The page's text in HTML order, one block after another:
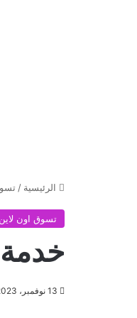
الرئيسية /
تسوق اون لاين
13 نوفمبر، 2023